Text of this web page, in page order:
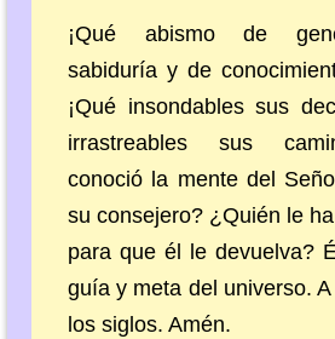
¡Qué abismo de
sabiduría y de
¡Qué insondables sus
irrastreables sus
conoció la mente del
su consejero? ¿Quién le
para que él le devuelva?
guía y meta del universo.
los siglos. Amén.